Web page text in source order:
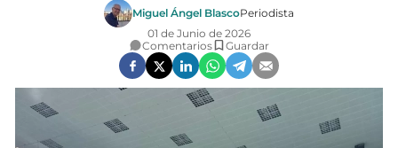
GALERÍAS
VÍDEOS
Miguel Ángel BlascoPeriodista
01 de Junio de 2026
Comentarios
Guardar